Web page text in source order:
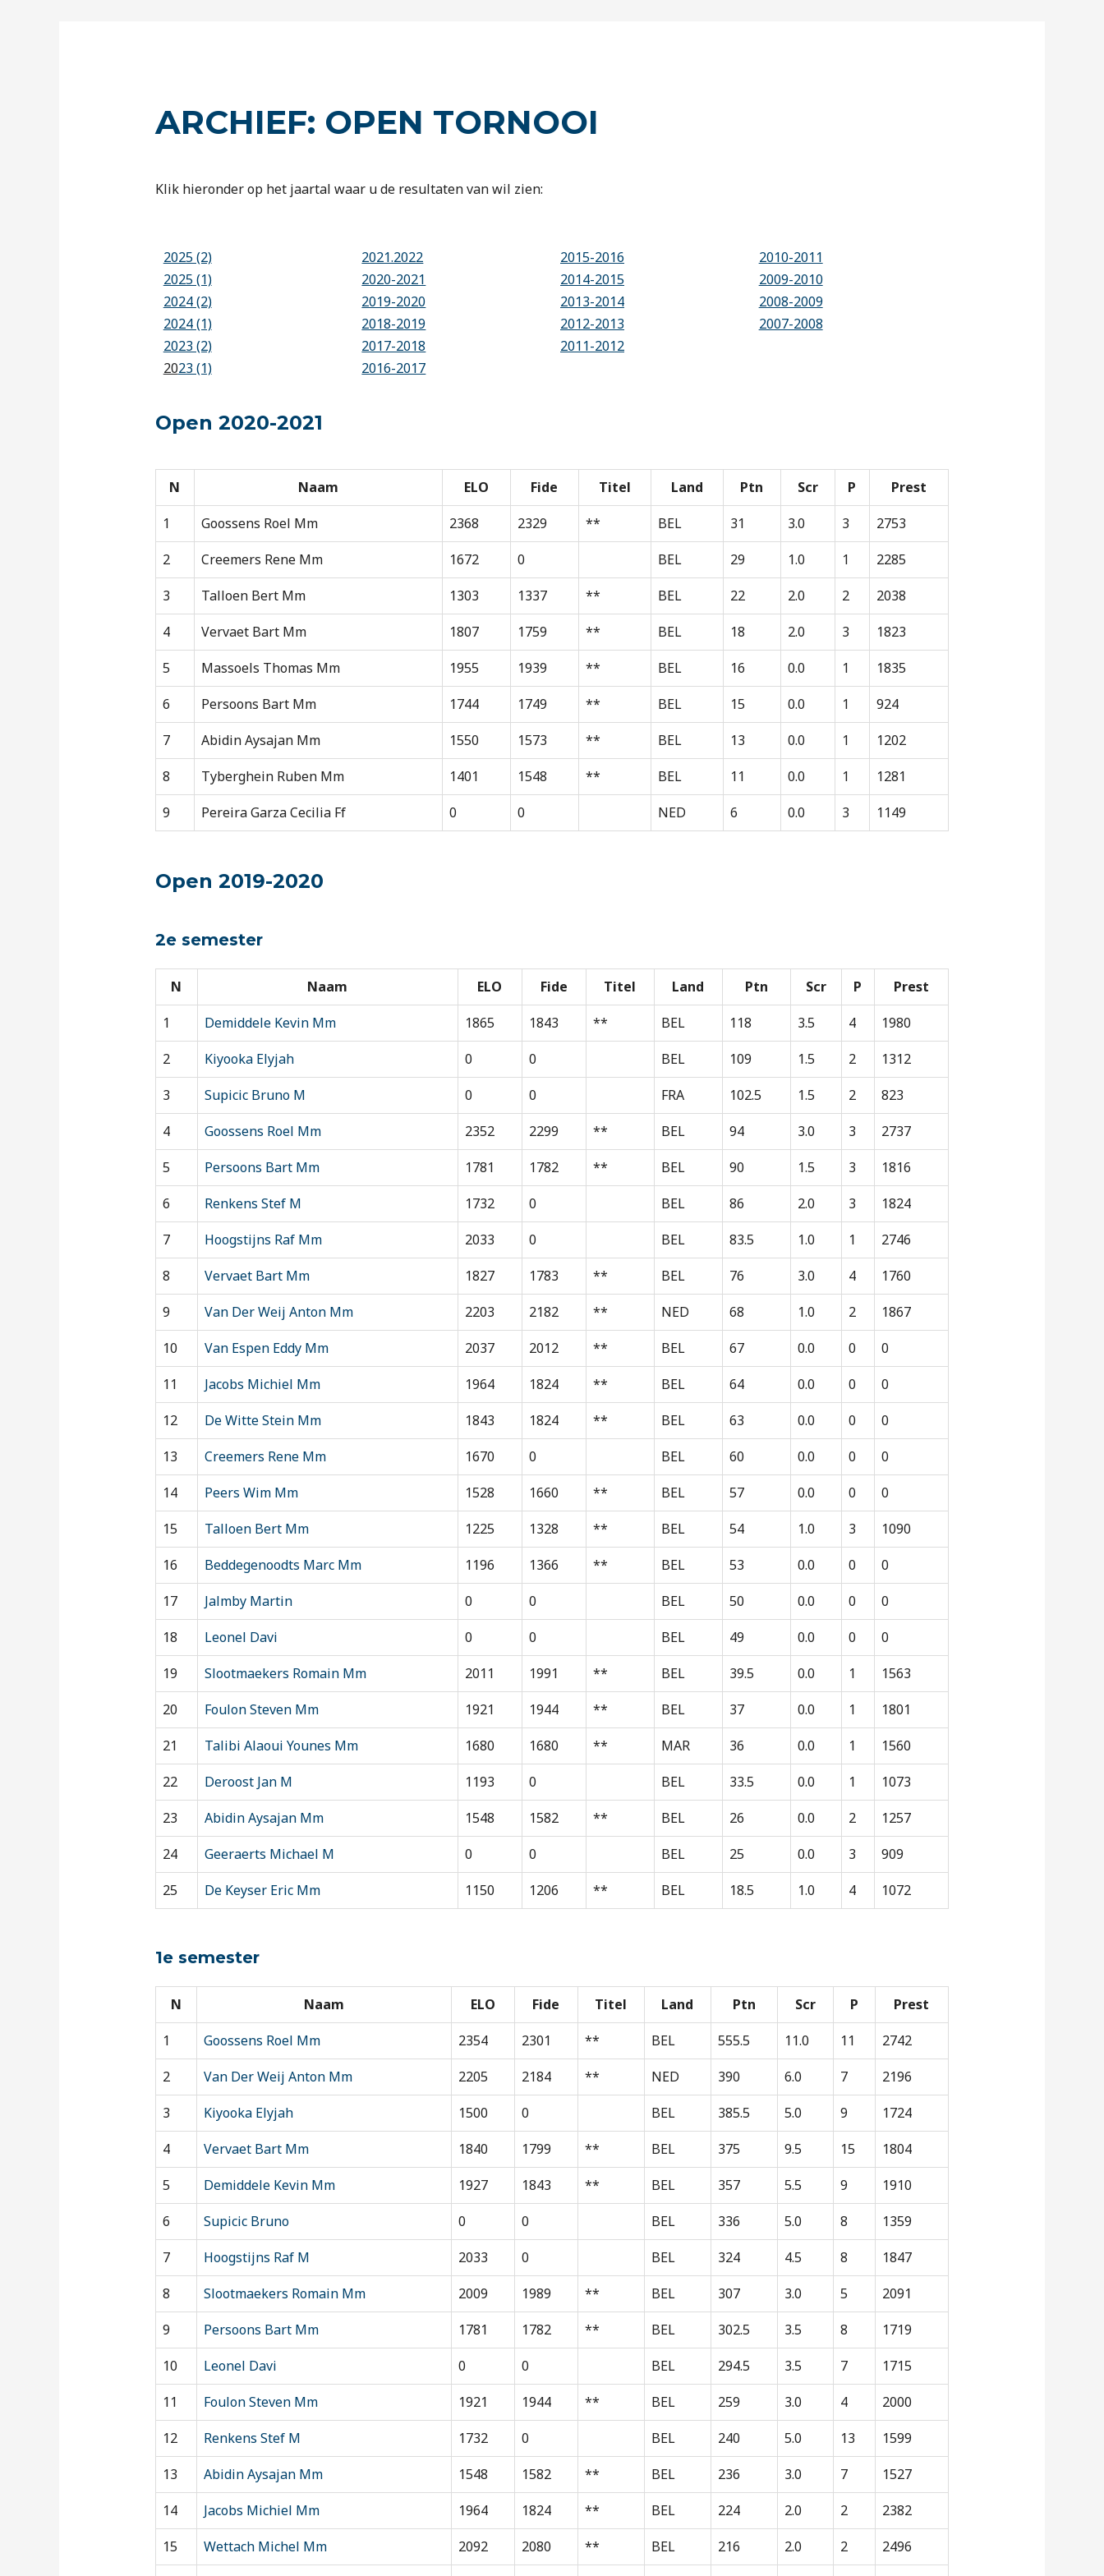
ARCHIEF: OPEN TORNOOI
Klik hieronder op het jaartal waar u de resultaten van wil zien:
2025 (2)
2025 (1)
2024 (2)
2024 (1)
2023 (2)
2023 (1)
2021.2022
2020-2021
2019-2020
2018-2019
2017-2018
2016-2017
2015-2016
2014-2015
2013-2014
2012-2013
2011-2012
2010-2011
2009-2010
2008-2009
2007-2008
Open 2020-2021
N Naam ELO Fide Titel Land Ptn Scr P
Prest
1
Goossens Roel Mm 2368 2329 ** BEL 31 3.0 3
2753
2
Creemers Rene Mm 1672 0 BEL 29 1.0 1
2285
3
Talloen Bert Mm 1303 1337 ** BEL 22 2.0 2
2038
4
Vervaet Bart Mm 1807 1759 ** BEL 18 2.0 3
1823
5
Massoels Thomas Mm 1955 1939 ** BEL 16 0.0 1
1835
6
Persoons Bart Mm 1744 1749 ** BEL 15 0.0 1
924
7
Abidin Aysajan Mm 1550 1573 ** BEL 13 0.0 1
1202
8
Tyberghein Ruben Mm 1401 1548 ** BEL 11 0.0 1
1281
9
Pereira Garza Cecilia Ff 0 0 NED 6 0.0 3 1149
Open 2019-2020
2e semester
N Naam ELO Fide Titel Land Ptn Scr P
Prest
1
Demiddele Kevin Mm 1865 1843 ** BEL 118 3.5 4
1980
2
Kiyooka Elyjah 0 0 BEL 109 1.5 2
1312
3
Supicic Bruno M 0 0 FRA 102.5 1.5 2
823
4
Goossens Roel Mm 2352 2299 ** BEL 94 3.0 3
2737
5
Persoons Bart Mm 1781 1782 ** BEL 90 1.5 3
1816
6
Renkens Stef M 1732 0 BEL 86 2.0 3
1824
7
Hoogstijns Raf Mm 2033 0 BEL 83.5 1.0 1
2746
8
Vervaet Bart Mm 1827 1783 ** BEL 76 3.0 4
1760
9
Van Der Weij Anton Mm 2203 2182 ** NED 68 1.0 2
1867
10
Van Espen Eddy Mm 2037 2012 ** BEL 67 0.0 0
0
11
Jacobs Michiel Mm 1964 1824 ** BEL 64 0.0 0
0
12
De Witte Stein Mm 1843 1824 ** BEL 63 0.0 0
0
13
Creemers Rene Mm 1670 0 BEL 60 0.0 0
0
14
Peers Wim Mm 1528 1660 ** BEL 57 0.0 0
0
15
Talloen Bert Mm 1225 1328 ** BEL 54 1.0 3
1090
16
Beddegenoodts Marc Mm 1196 1366 ** BEL 53 0.0 0
0
17
Jalmby Martin 0 0 BEL 50 0.0 0
0
18
Leonel Davi 0 0 BEL 49 0.0 0
0
19
Slootmaekers Romain Mm 2011 1991 ** BEL 39.5 0.0 1
1563
20
Foulon Steven Mm 1921 1944 ** BEL 37 0.0 1
1801
21
Talibi Alaoui Younes Mm 1680 1680 ** MAR 36 0.0 1
1560
22
Deroost Jan M 1193 0 BEL 33.5 0.0 1
1073
23
Abidin Aysajan Mm 1548 1582 ** BEL 26 0.0 2
1257
24
Geeraerts Michael M 0 0 BEL 25 0.0 3
909
25
De Keyser Eric Mm 1150 1206 ** BEL 18.5 1.0 4 1072
1e semester
N Naam ELO Fide Titel Land Ptn Scr P
Prest
1
Goossens Roel Mm 2354 2301 ** BEL 555.5 11.0 11
2742
2
Van Der Weij Anton Mm 2205 2184 ** NED 390 6.0 7
2196
3
Kiyooka Elyjah 1500 0 BEL 385.5 5.0 9
1724
4
Vervaet Bart Mm 1840 1799 ** BEL 375 9.5 15
1804
5
Demiddele Kevin Mm 1927 1843 ** BEL 357 5.5 9
1910
6
Supicic Bruno 0 0 BEL 336 5.0 8
1359
7
Hoogstijns Raf M 2033 0 BEL 324 4.5 8
1847
8
Slootmaekers Romain Mm 2009 1989 ** BEL 307 3.0 5
2091
9
Persoons Bart Mm 1781 1782 ** BEL 302.5 3.5 8
1719
10
Leonel Davi 0 0 BEL 294.5 3.5 7
1715
11
Foulon Steven Mm 1921 1944 ** BEL 259 3.0 4
2000
12
Renkens Stef M 1732 0 BEL 240 5.0 13
1599
13
Abidin Aysajan Mm 1548 1582 ** BEL 236 3.0 7
1527
14
Jacobs Michiel Mm 1964 1824 ** BEL 224 2.0 2
2382
15
Wettach Michel Mm 2092 2080 ** BEL 216 2.0 2
2496